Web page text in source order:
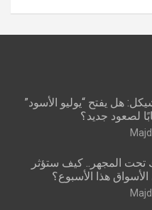
هل يفتح “يوليو الأسود”
لصعود جديد؟
تحت المجهر.. كيف ستؤثر
الأسواق هذا الأسبوع؟